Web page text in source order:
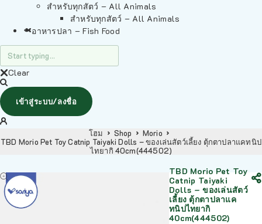
สำหรับทุกสัตว์ – All Animals
สำหรับทุกสัตว์ – All Animals
อาหารปลา – Fish Food
Clear
เข้าสู่ระบบ/ลงชื่อ
โฮม Shop
Morio
TBD Morio Pet Toy Catnip Taiyaki Dolls – ของเล่นสัตว์เลี้ยง ตุ้กตาปลาแคทนิป
ไทยากิ 40cm(444502)
TBD Morio Pet Toy
Catnip Taiyaki
Dolls – ของเล่นสัตว์
เลี้ยง ตุ้กตาปลาแค
ทนิปไทยากิ
40cm(444502)